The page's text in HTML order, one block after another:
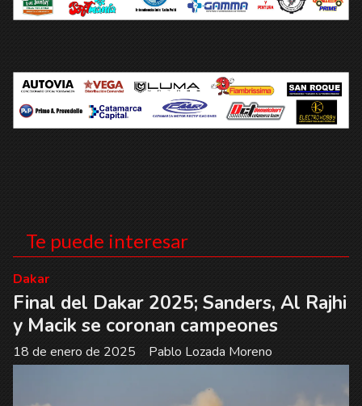
Te puede interesar
Final del Dakar 2025; Sanders, Al Rajhi
y Macik se coronan campeones
Pablo Lozada Moreno
Dakar
18 de enero de 2025